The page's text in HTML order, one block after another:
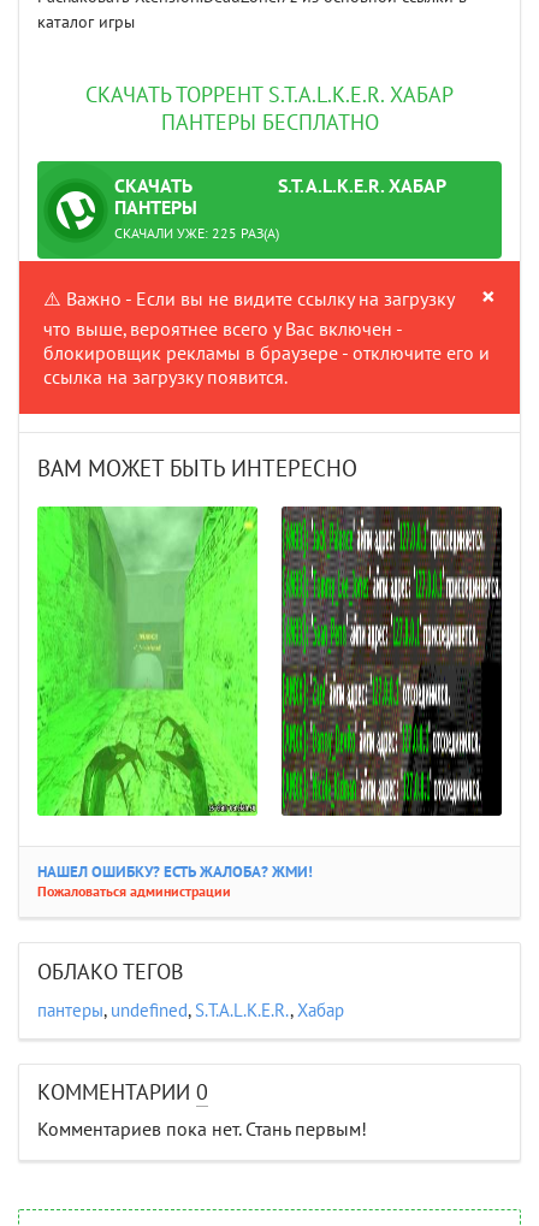
каталог игры
СКАЧАТЬ ТОРРЕНТ S.T.A.L.K.E.R. ХАБАР
ПАНТЕРЫ БЕСПЛАТНО
СКАЧАТЬ
ТОРРЕНТ
S.T.A.L.K.E.R. ХАБАР
ПАНТЕРЫ
ПРОВЕРЕНО СКАЧАЛИ УЖЕ: 225 РАЗ(А)
×
⚠️ Важно - Если вы не видите ссылку на загрузку
что выше, вероятнее всего у Вас включен -
блокировщик рекламы в браузере - отключите его и
ссылка на загрузку появится.
ВАМ МОЖЕТ БЫТЬ ИНТЕРЕСНО
НАШЕЛ ОШИБКУ? ЕСТЬ ЖАЛОБА? ЖМИ!
Пожаловаться администрации
ОБЛАКО ТЕГОВ
пантеры, undefined, S.T.A.L.K.E.R.,Хабар
КОММЕНТАРИИ 0
Комментариев пока нет. Стань первым!